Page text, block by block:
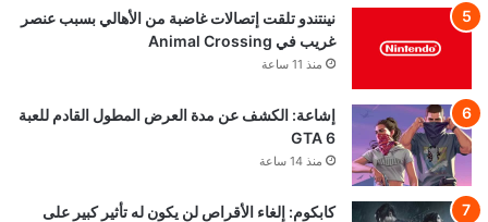
نينتندو تلقت إتصالات غاضبة من الأهالي بسبب عنصر
غريب في Animal Crossing
منذ 11 ساعة
إشاعة: الكشف عن مدة العرض المطول القادم للعبة
GTA 6
منذ 14 ساعة
كابكوم: إلغاء الأقراص لن يكون له تأثير كبير على